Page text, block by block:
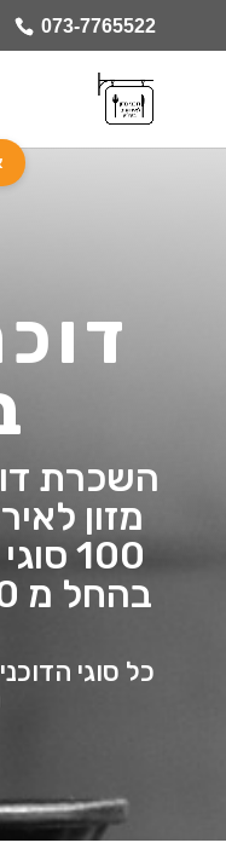
073-7765522
השכרת
מזון
100
בהחל מ 2500 ש"ח ליום!
כל סוגי